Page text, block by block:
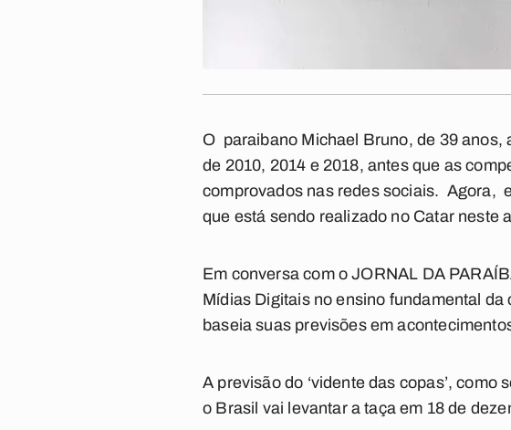
O paraibano Michael Bruno, de 39 anos,
de 2010, 2014 e 2018, antes que as
comprovados nas redes sociais. Agora,
que está sendo realizado no Catar neste
Em conversa com oJORNAL DA
Mídias Digitais no ensino fundamental
baseia suas previsões em
A previsão do ‘vidente das copas’, como
o Brasil vai levantar a taça em 18 de